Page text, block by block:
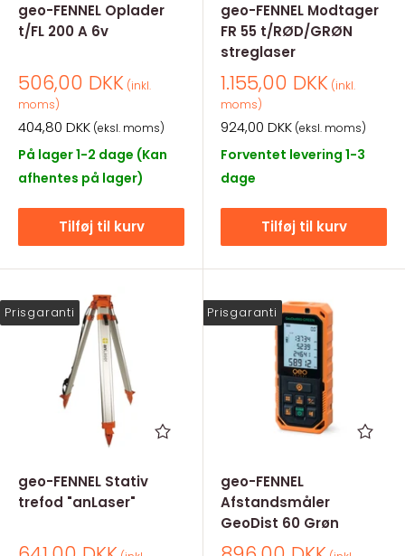
geo-FENNEL Oplader
t/FL 200 A 6v
Salgspris
506,00 DKK (inkl.
moms)
Salgspris
404,80 DKK (eksl. moms)
På lager 1-2 dage (Kan
afhentes på lager)
Tilføj til kurv
geo-FENNEL Modtager
FR 55 t/RØD/GRØN
streglaser
Salgspris
1.155,00 DKK (inkl.
moms)
Salgspris
924,00 DKK (eksl. moms)
Forventet levering 1-3
dage
Tilføj til kurv
Prisgaranti
geo-FENNEL Stativ
trefod "anLaser"
Prisgaranti
geo-FENNEL
Afstandsmåler
GeoDist 60 Grøn